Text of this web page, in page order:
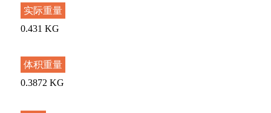
实际重量
0.431 KG
体积重量
0.3872 KG